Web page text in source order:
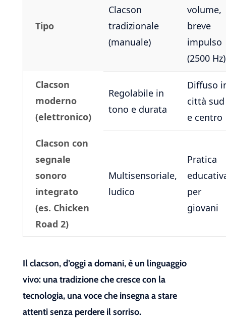
Tipo
Clacson
tradizionale
(manuale)
volume,
breve
impulso
(2500 Hz)
Clacson
moderno
(elettronico)
Regolabile in
tono e durata
Diffuso
città sud
e centro
Clacson con
segnale
sonoro
integrato
(es. Chicken
Road 2)
Multisensoriale,
ludico
Pratica
per
giovani
Il clacson, d’oggi a domani, è un linguaggio
vivo: una tradizione che cresce con la
tecnologia, una voce che insegna a stare
attenti senza perdere il sorriso.